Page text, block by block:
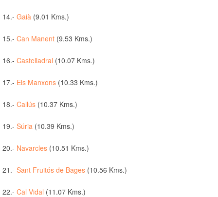
14.- Gaià (9.01 Kms.)
15.- Can Manent (9.53 Kms.)
16.- Castelladral (10.07 Kms.)
17.- Els Manxons (10.33 Kms.)
18.- Callús (10.37 Kms.)
19.- Súria (10.39 Kms.)
20.- Navarcles (10.51 Kms.)
21.- Sant Fruitós de Bages (10.56 Kms.)
22.- Cal Vidal (11.07 Kms.)